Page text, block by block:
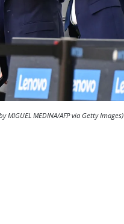
MEDINA/AFP via Getty Images)